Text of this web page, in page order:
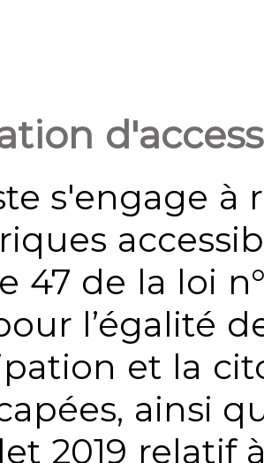
s'engage à
47 de la loi
l’égalité
et la
ainsi
2019 relatif